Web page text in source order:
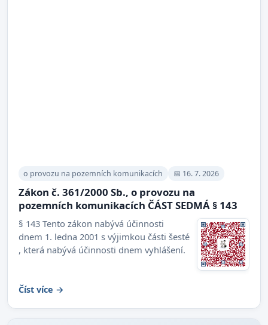
o provozu na pozemních komunikacích 📅 16. 7. 2026
Zákon č. 361/2000 Sb., o provozu na
pozemních komunikacích ČÁST SEDMÁ § 143
§ 143 Tento zákon nabývá účinnosti
dnem 1. ledna 2001 s výjimkou části šesté
, která nabývá účinnosti dnem vyhlášení.
Číst více →